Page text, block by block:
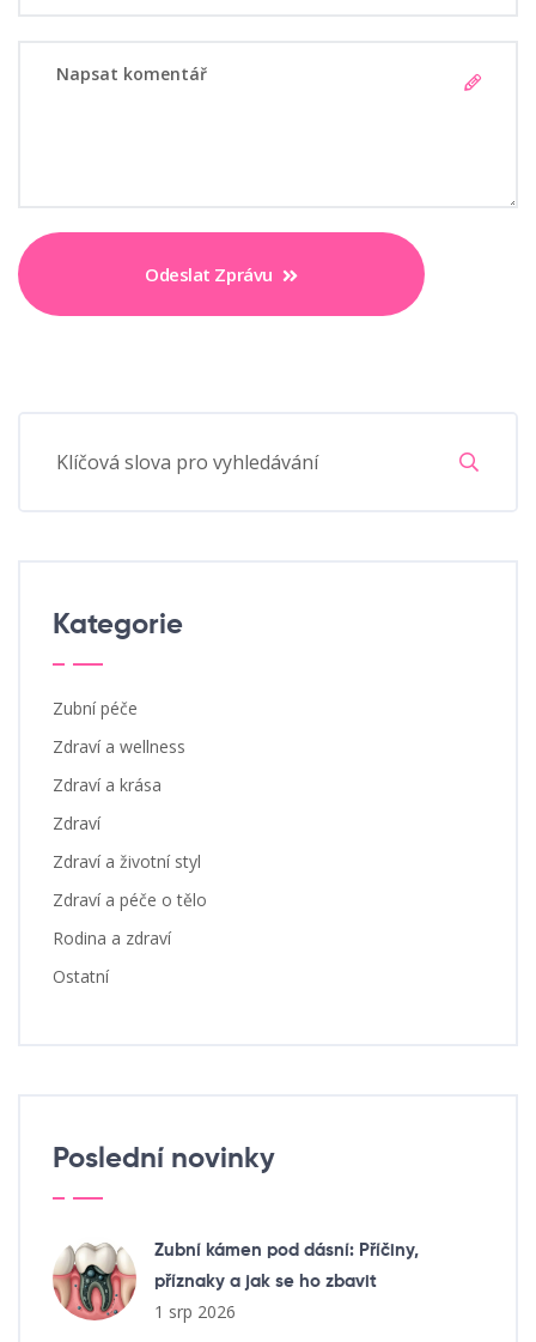
Odeslat Zprávu
Kategorie
Zubní péče
Zdraví a wellness
Zdraví a krása
Zdraví
Zdraví a životní styl
Zdraví a péče o tělo
Rodina a zdraví
Ostatní
Poslední novinky
Zubní kámen pod dásní: Příčiny,
příznaky a jak se ho zbavit
1 srp 2026